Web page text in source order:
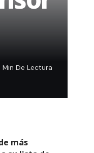
Min De Lectura
más